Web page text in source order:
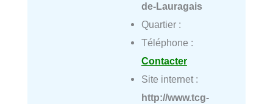
de-Lauragais
Quartier :
Téléphone :
Contacter
Site internet :
http://www.tcg-